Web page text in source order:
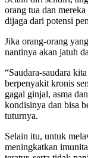
orang tua dan
dijaga dari potensi
Jika orang-orang
nantinya akan jatuh
“Saudara-saudara
berpenyakit kronis
gagal ginjal, asma
kondisinya dan bisa
tuturnya.
Selain itu, untuk
meningkatkan